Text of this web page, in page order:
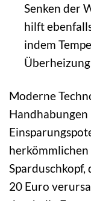
Senken der
hilft
indem
Moderne
herkömmlichen
20 Euro